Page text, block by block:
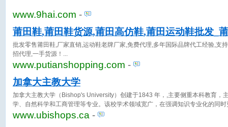
www.9hai.com -
莆田鞋,莆田鞋货源,莆田高仿鞋,莆田运动鞋批发_
批发零售莆田鞋,厂家直销,运动鞋老牌厂家,免费代理,多年国际品牌代工经验,支
招代理,一手货源！
www.putianshopping.com -
加拿大主教大学
加拿大主教大学（Bishop's University）创建于1843 年，,主要侧重本科教育，
学、自然科学和工商管理等专业。该校学术领域宽广，在强调知识专业化的同
www.ubishops.ca -